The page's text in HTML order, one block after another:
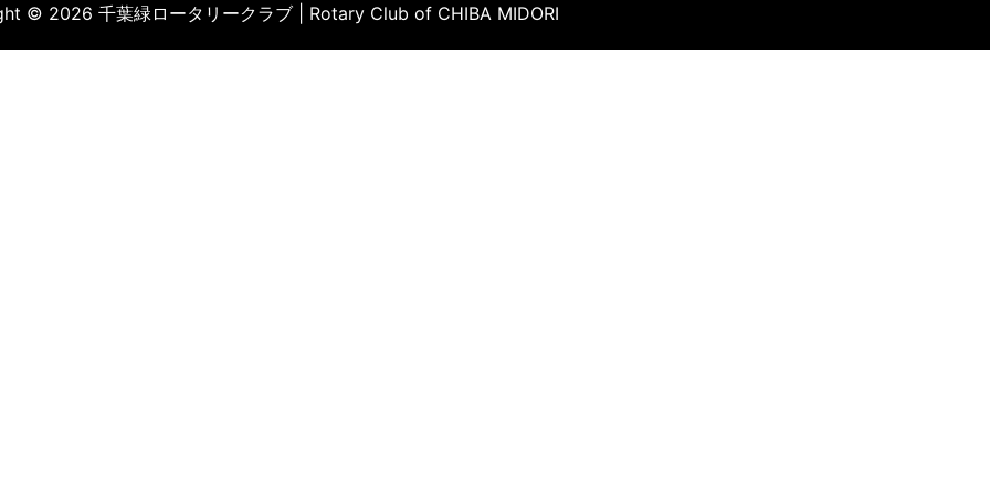
© 2026 千葉緑ロータリークラブ | Rotary Club of CHIBA MIDORI